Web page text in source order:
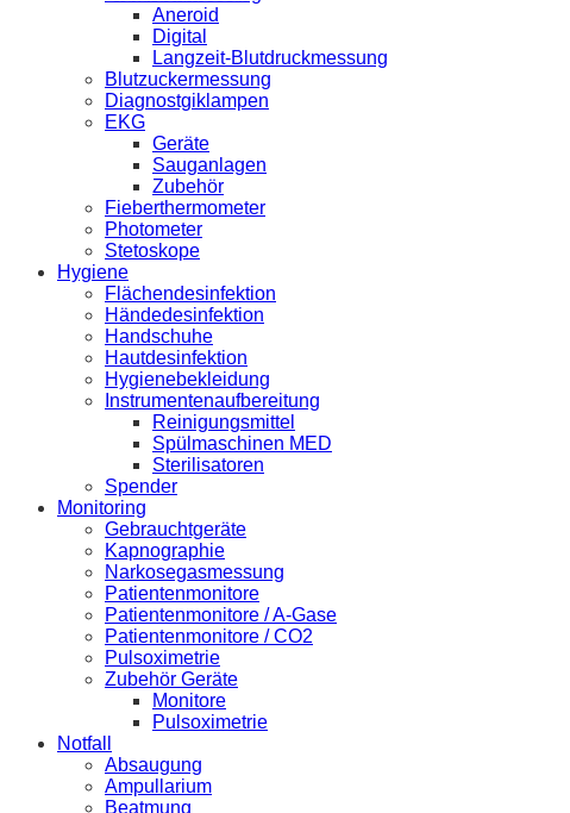
Aneroid
Digital
Langzeit-Blutdruckmessung
Blutzuckermessung
Diagnostgiklampen
EKG
Geräte
Sauganlagen
Zubehör
Fieberthermometer
Photometer
Stetoskope
Hygiene
Flächendesinfektion
Händedesinfektion
Handschuhe
Hautdesinfektion
Hygienebekleidung
Instrumentenaufbereitung
Reinigungsmittel
Spülmaschinen MED
Sterilisatoren
Spender
Monitoring
Gebrauchtgeräte
Kapnographie
Narkosegasmessung
Patientenmonitore
Patientenmonitore / A-Gase
Patientenmonitore / CO2
Pulsoximetrie
Zubehör Geräte
Monitore
Pulsoximetrie
Notfall
Absaugung
Ampullarium
Beatmung